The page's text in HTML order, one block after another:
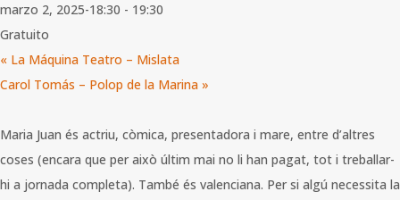
marzo 2, 2025-18:30 - 19:30
Gratuito
« La Máquina Teatro – Mislata
Carol Tomás – Polop de la Marina »
Maria Juan és actriu, còmica, presentadora i mare, entre d’altres
coses (encara que per això últim mai no li han pagat, tot i treballar-
hi a jornada completa). També és valenciana. Per si algú necessita la